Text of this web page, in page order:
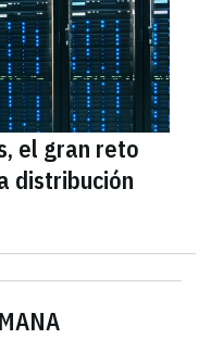
el gran reto
distribución